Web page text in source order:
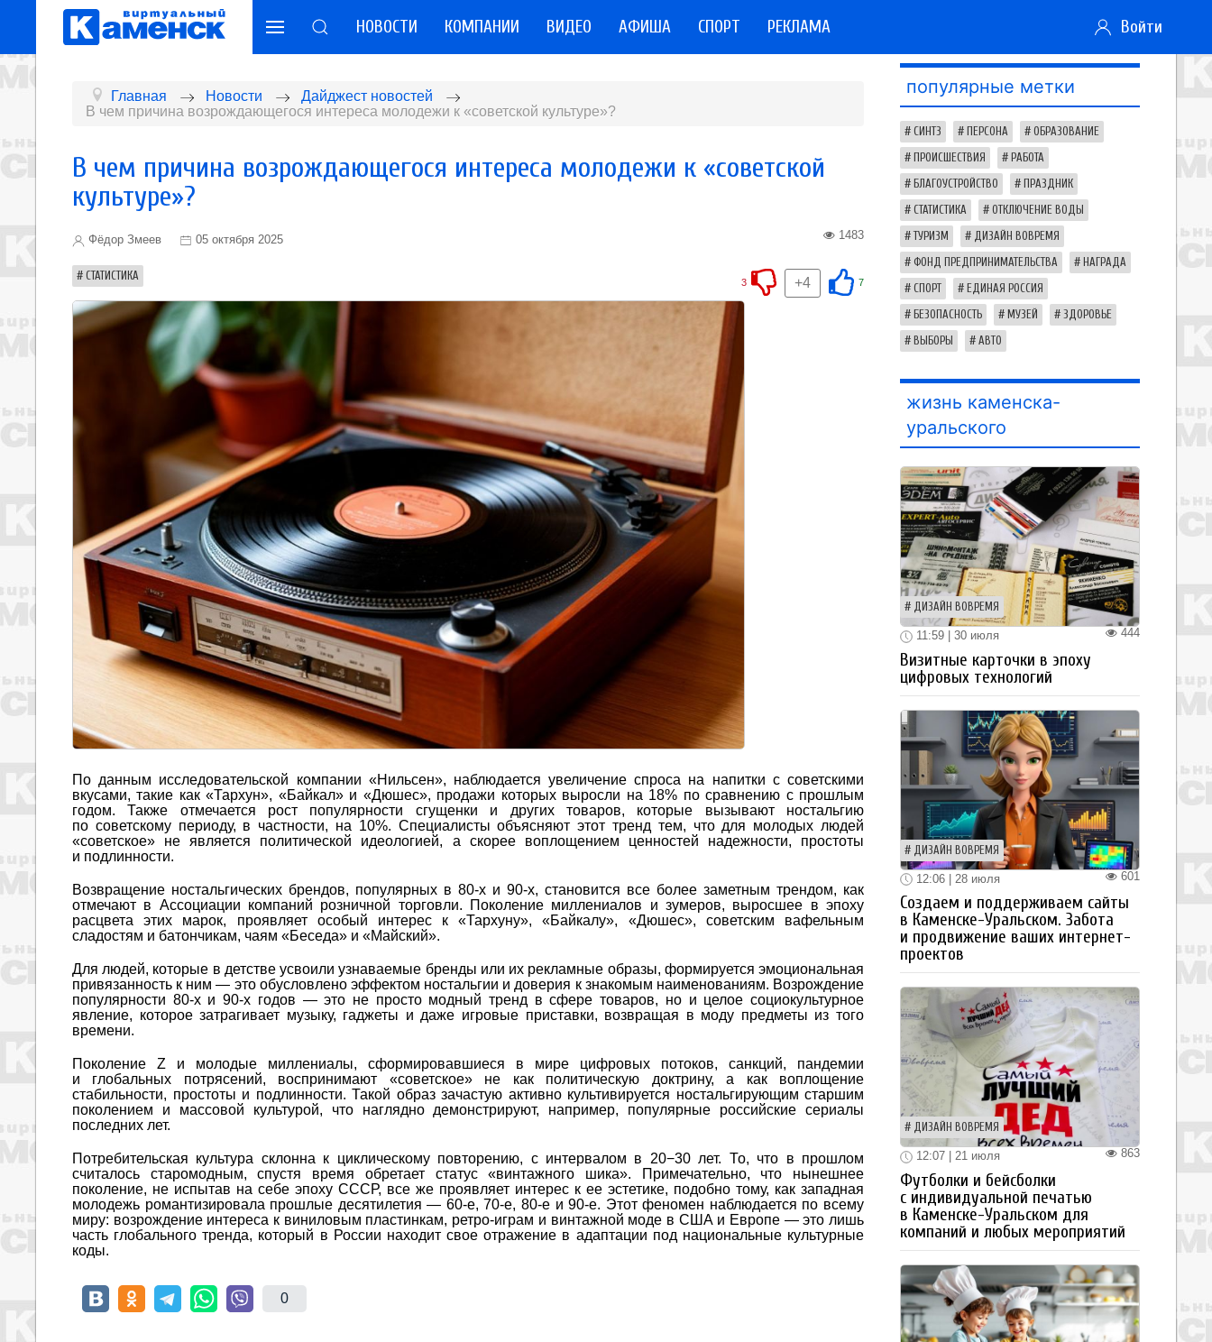
НОВОСТИ КОМПАНИИ ВИДЕО АФИША СПОРТ РЕКЛАМА Войти
Главная Новости
Дайджест новостей
В чем причина возрождающегося интереса молодежи к «советской культуре»?
В чем причина возрождающегося интереса молодежи к «советской
культуре»?
Фёдор Змеев 05 октября 2025 1483
СТАТИСТИКА 7
+4
3
По данным исследовательской компании «Нильсен», наблюдается увеличение спроса на напитки с советскими
вкусами, такие как «Тархун», «Байкал» и «Дюшес», продажи которых выросли на 18% по сравнению с прошлым
годом. Также отмечается рост популярности сгущенки и других товаров, которые вызывают ностальгию
по советскому периоду, в частности, на 10%. Специалисты объясняют этот тренд тем, что для молодых людей
«советское» не является политической идеологией, а скорее воплощением ценностей надежности, простоты
и подлинности.
Возвращение ностальгических брендов, популярных в 80-х и 90-х, становится все более заметным трендом, как
отмечают в Ассоциации компаний розничной торговли. Поколение миллениалов и зумеров, выросшее в эпоху
расцвета этих марок, проявляет особый интерес к «Тархуну», «Байкалу», «Дюшес», советским вафельным
сладостям и батончикам, чаям «Беседа» и «Майский».
Для людей, которые в детстве усвоили узнаваемые бренды или их рекламные образы, формируется эмоциональная
привязанность к ним — это обусловлено эффектом ностальгии и доверия к знакомым наименованиям. Возрождение
популярности 80-х и 90-х годов — это не просто модный тренд в сфере товаров, но и целое социокультурное
явление, которое затрагивает музыку, гаджеты и даже игровые приставки, возвращая в моду предметы из того
времени.
Поколение Z и молодые миллениалы, сформировавшиеся в мире цифровых потоков, санкций, пандемии
и глобальных потрясений, воспринимают «советское» не как политическую доктрину, а как воплощение
стабильности, простоты и подлинности. Такой образ зачастую активно культивируется ностальгирующим старшим
поколением и массовой культурой, что наглядно демонстрируют, например, популярные российские сериалы
последних лет.
Потребительская культура склонна к циклическому повторению, с интервалом в 20−30 лет. То, что в прошлом
считалось старомодным, спустя время обретает статус «винтажного шика». Примечательно, что нынешнее
поколение, не испытав на себе эпоху СССР, все же проявляет интерес к ее эстетике, подобно тому, как западная
молодежь романтизировала прошлые десятилетия — 60-е, 70-е, 80-е и 90-е. Этот феномен наблюдается по всему
миру: возрождение интереса к виниловым пластинкам, ретро-играм и винтажной моде в США и Европе — это лишь
часть глобального тренда, который в России находит свое отражение в адаптации под национальные культурные
коды.
0
популярные метки
СИНТЗ ПЕРСОНА ОБРАЗОВАНИЕ
ПРОИСШЕСТВИЯ РАБОТА
БЛАГОУСТРОЙСТВО ПРАЗДНИК
СТАТИСТИКА ОТКЛЮЧЕНИЕ ВОДЫ
ТУРИЗМ ДИЗАЙН ВОВРЕМЯ
ФОНД ПРЕДПРИНИМАТЕЛЬСТВА НАГРАДА
СПОРТ ЕДИНАЯ РОССИЯ
БЕЗОПАСНОСТЬ МУЗЕЙ ЗДОРОВЬЕ
ВЫБОРЫ АВТО
жизнь каменска-
уральского
ДИЗАЙН ВОВРЕМЯ
444
11:59 | 30 июля
Визитные карточки в эпоху
цифровых технологий
ДИЗАЙН ВОВРЕМЯ
601
12:06 | 28 июля
Создаем и поддерживаем сайты
в Каменске-Уральском. Забота
и продвижение ваших интернет-
проектов
ДИЗАЙН ВОВРЕМЯ
863
12:07 | 21 июля
Футболки и бейсболки
с индивидуальной печатью
в Каменске-Уральском для
компаний и любых мероприятий